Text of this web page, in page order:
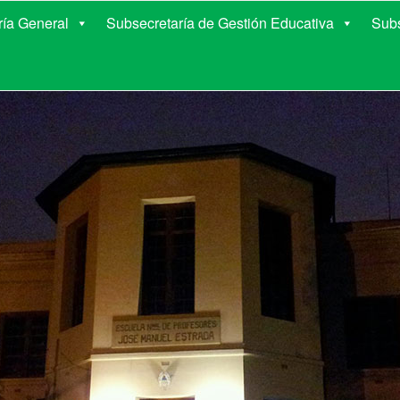
EDUCACIÓN DE
General Subsecretaría de Gestión Educativa